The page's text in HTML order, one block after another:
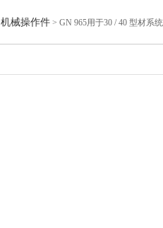
机械操作件 > GN 965用于30 / 40 型材系